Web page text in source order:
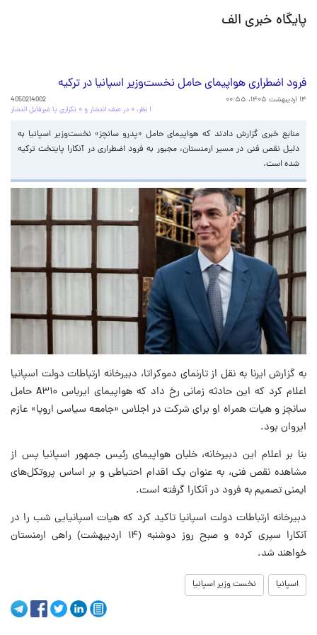
پایگاه خبری الف
فرود اضطراری هواپیمای حامل نخست‌وزیر اسپانیا در ترکیه
۱۴ اردیبهشت ۱۴۰۵، ۰۰:۵۵
4050214002
۱ نظر، ۰ در صف انتشار و ۰ تکراری یا غیرقابل انتشار
منابع خبری گزارش دادند که هواپیمای حامل «پدرو سانچز» نخست‌وزیر اسپانیا به
دلیل نقص فنی در مسیر ارمنستان، مجبور به فرود اضطراری در آنکارا پایتخت ترکیه
شده است.
به گزارش ایرنا به نقل از تارنمای دموکراتا، دبیرخانه ارتباطات دولت اسپانیا
اعلام کرد که این حادثه زمانی رخ داد که هواپیمای ایرباس A۳۱۰ حامل
سانچز و هیات همراه او برای شرکت در اجلاس «جامعه سیاسی اروپا» عازم
ایروان بود.
بنا بر اعلام این دبیرخانه، خلبان هواپیمای رئیس جمهور اسپانیا پس از
مشاهده نقص فنی، به عنوان یک اقدام احتیاطی و بر اساس پروتکل‌های
ایمنی تصمیم به فرود در آنکارا گرفته است.
دبیرخانه ارتباطات دولت اسپانیا تاکید کرد که هیات اسپانیایی شب را در
آنکارا سپری کرده و صبح روز دوشنبه (۱۴ اردیبهشت) راهی ارمنستان
خواهند شد.
اسپانیا نخست وزیر اسپانیا